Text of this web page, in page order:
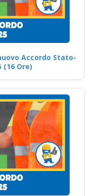
Accordo Stato-
(16 Ore)